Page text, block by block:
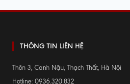
THÔNG TIN LIÊN HỆ
Thôn 3, Canh Nậu, Thạch Thất, Hà Nội
Hotline: 0936.320.832